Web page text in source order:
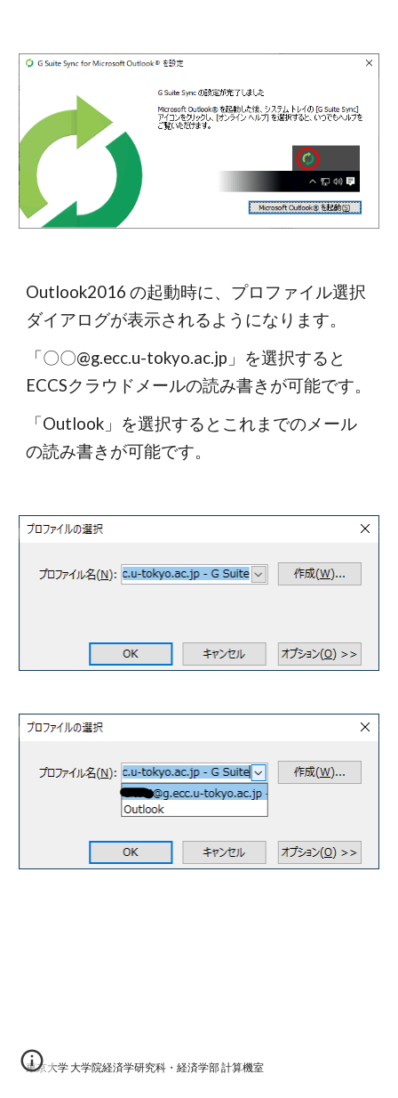
Outlook2016 の起動時に、プロファイル選択
ダイアログが表示されるようになります。
「〇〇@g.ecc.u-tokyo.ac.jp」を選択すると
ECCSクラウドメールの読み書きが可能です。
「Outlook」を選択するとこれまでのメール
の読み書きが可能です。
東京大学 大学院経済学研究科・経済学部計算機室